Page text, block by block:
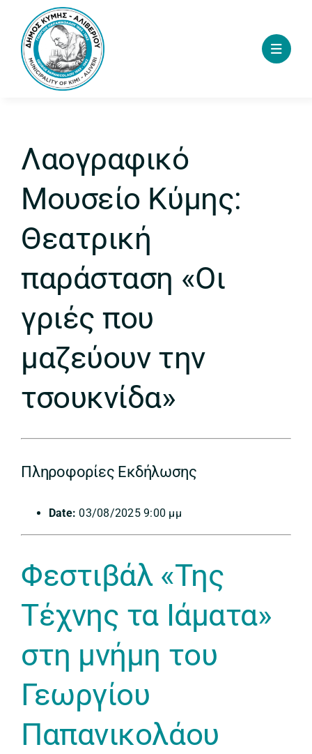
content
Λαογραφικό
Μουσείο Κύμης:
Θεατρική
παράσταση «Οι
γριές που
μαζεύουν την
τσουκνίδα»
Πληροφορίες Εκδήλωσης
Date: 03/08/2025 9:00 μμ
Φεστιβάλ «Της
Τέχνης τα Ιάματα»
στη μνήμη του
Γεωργίου
Παπανικολάου